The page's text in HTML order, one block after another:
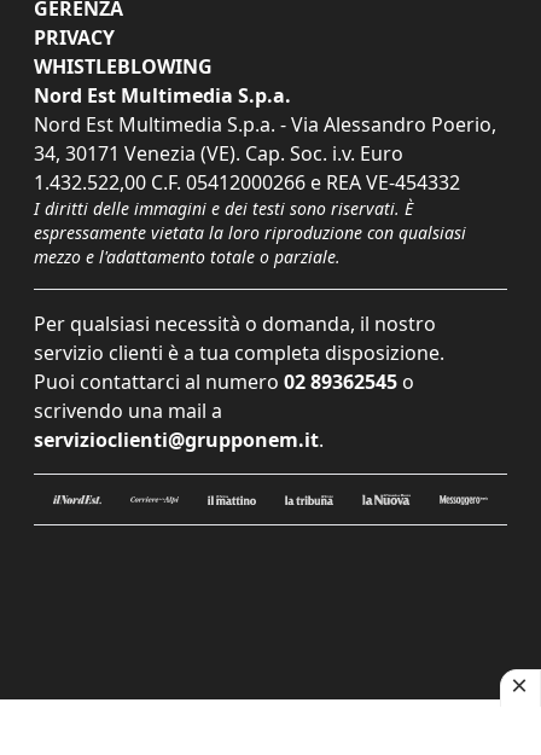
GERENZA
PRIVACY
WHISTLEBLOWING
Nord Est Multimedia S.p.a.
Nord Est Multimedia S.p.a. - Via Alessandro Poerio,
34, 30171 Venezia (VE). Cap. Soc. i.v. Euro
1.432.522,00 C.F. 05412000266 e REA VE-454332
I diritti delle immagini e dei testi sono riservati. È
espressamente vietata la loro riproduzione con qualsiasi
mezzo e l'adattamento totale o parziale.
Per qualsiasi necessità o domanda, il nostro
servizio clienti è a tua completa disposizione.
Puoi contattarci al numero 02 89362545 o
scrivendo una mail a
servizioclienti@grupponem.it.